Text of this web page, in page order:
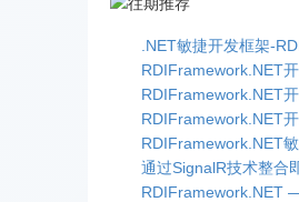
.NET敏捷开发框架-
RDIFramework.NET
RDIFramework.NET
RDIFramework.NET
RDIFramework.NET
通过SignalR技术整合
RDIFramework.NET